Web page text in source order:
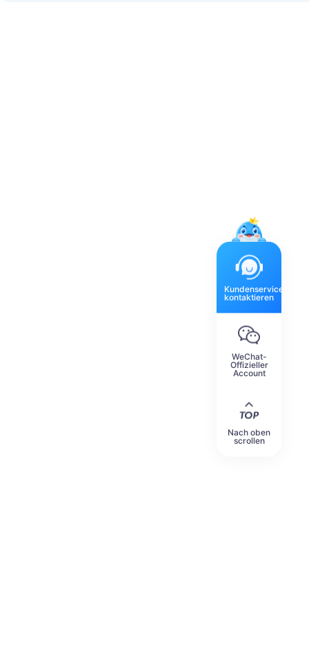
Kundenservice
kontaktieren
WeChat-
Offizieller
Account
Nach oben
scrollen